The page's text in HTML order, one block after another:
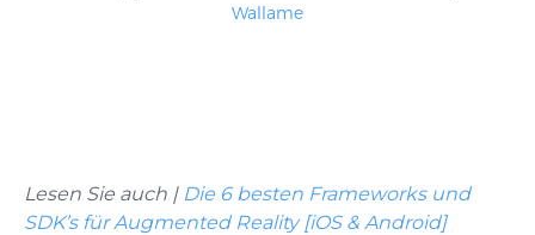
Wallame
Lesen Sie auch | Die 6 besten Frameworks und
SDK’s für Augmented Reality [iOS & Android]